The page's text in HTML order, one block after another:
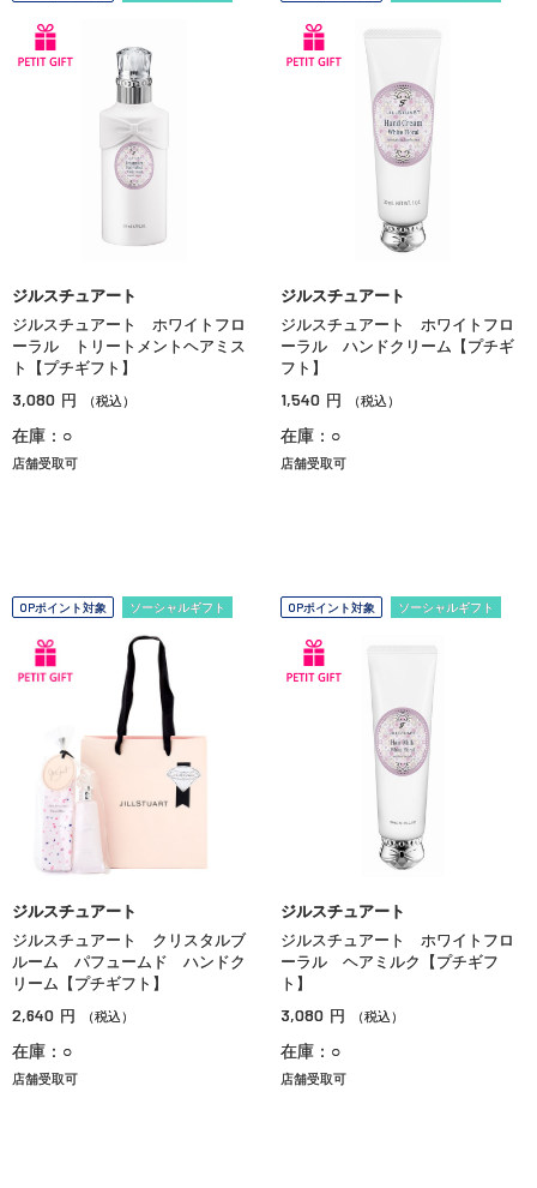
ジルスチュアート
ジルスチュアート ホワイトフロ
ーラル トリートメントヘアミス
ト【プチギフト】
3,080 円 （税込）
在庫：○
店舗受取可
ジルスチュアート
ジルスチュアート ホワイトフロ
ーラル ハンドクリーム【プチギ
フト】
1,540 円 （税込）
在庫：○
店舗受取可
OPポイント対象 ソーシャルギフト
ジルスチュアート
ジルスチュアート クリスタルブ
ルーム パフュームド ハンドク
リーム【プチギフト】
2,640 円 （税込）
在庫：○
店舗受取可
OPポイント対象 ソーシャルギフト
ジルスチュアート
ジルスチュアート ホワイトフロ
ーラル ヘアミルク【プチギフ
ト】
3,080 円 （税込）
在庫：○
店舗受取可